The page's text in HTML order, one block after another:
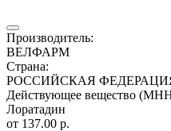
Производитель:
ВЕЛФАРМ
Страна:
РОССИЙСКАЯ
Действующее вещество
Лоратадин
от 137.00 р.